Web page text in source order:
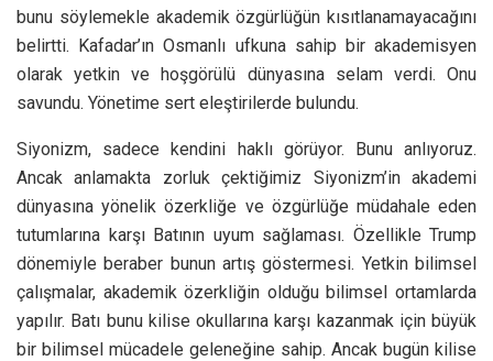
bunu söylemekle akademik özgürlüğün kısıtlanamayacağını
belirtti. Kafadar’ın Osmanlı ufkuna sahip bir akademisyen
olarak yetkin ve hoşgörülü dünyasına selam verdi. Onu
savundu. Yönetime sert eleştirilerde bulundu.
Siyonizm, sadece kendini haklı görüyor. Bunu anlıyoruz.
Ancak anlamakta zorluk çektiğimiz Siyonizm’in akademi
dünyasına yönelik özerkliğe ve özgürlüğe müdahale eden
tutumlarına karşı Batının uyum sağlaması. Özellikle Trump
dönemiyle beraber bunun artış göstermesi. Yetkin bilimsel
çalışmalar, akademik özerkliğin olduğu bilimsel ortamlarda
yapılır. Batı bunu kilise okullarına karşı kazanmak için büyük
bir bilimsel mücadele geleneğine sahip. Ancak bugün kilise